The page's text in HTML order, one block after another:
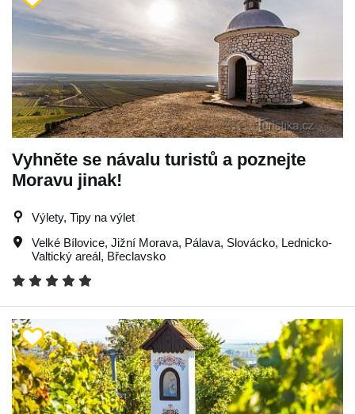
Vyhněte se návalu turistů a poznejte
Moravu jinak!
Výlety, Tipy na výlet
Velké Bílovice, Jižní Morava, Pálava, Slovácko, Lednicko-
Valtický areál, Břeclavsko